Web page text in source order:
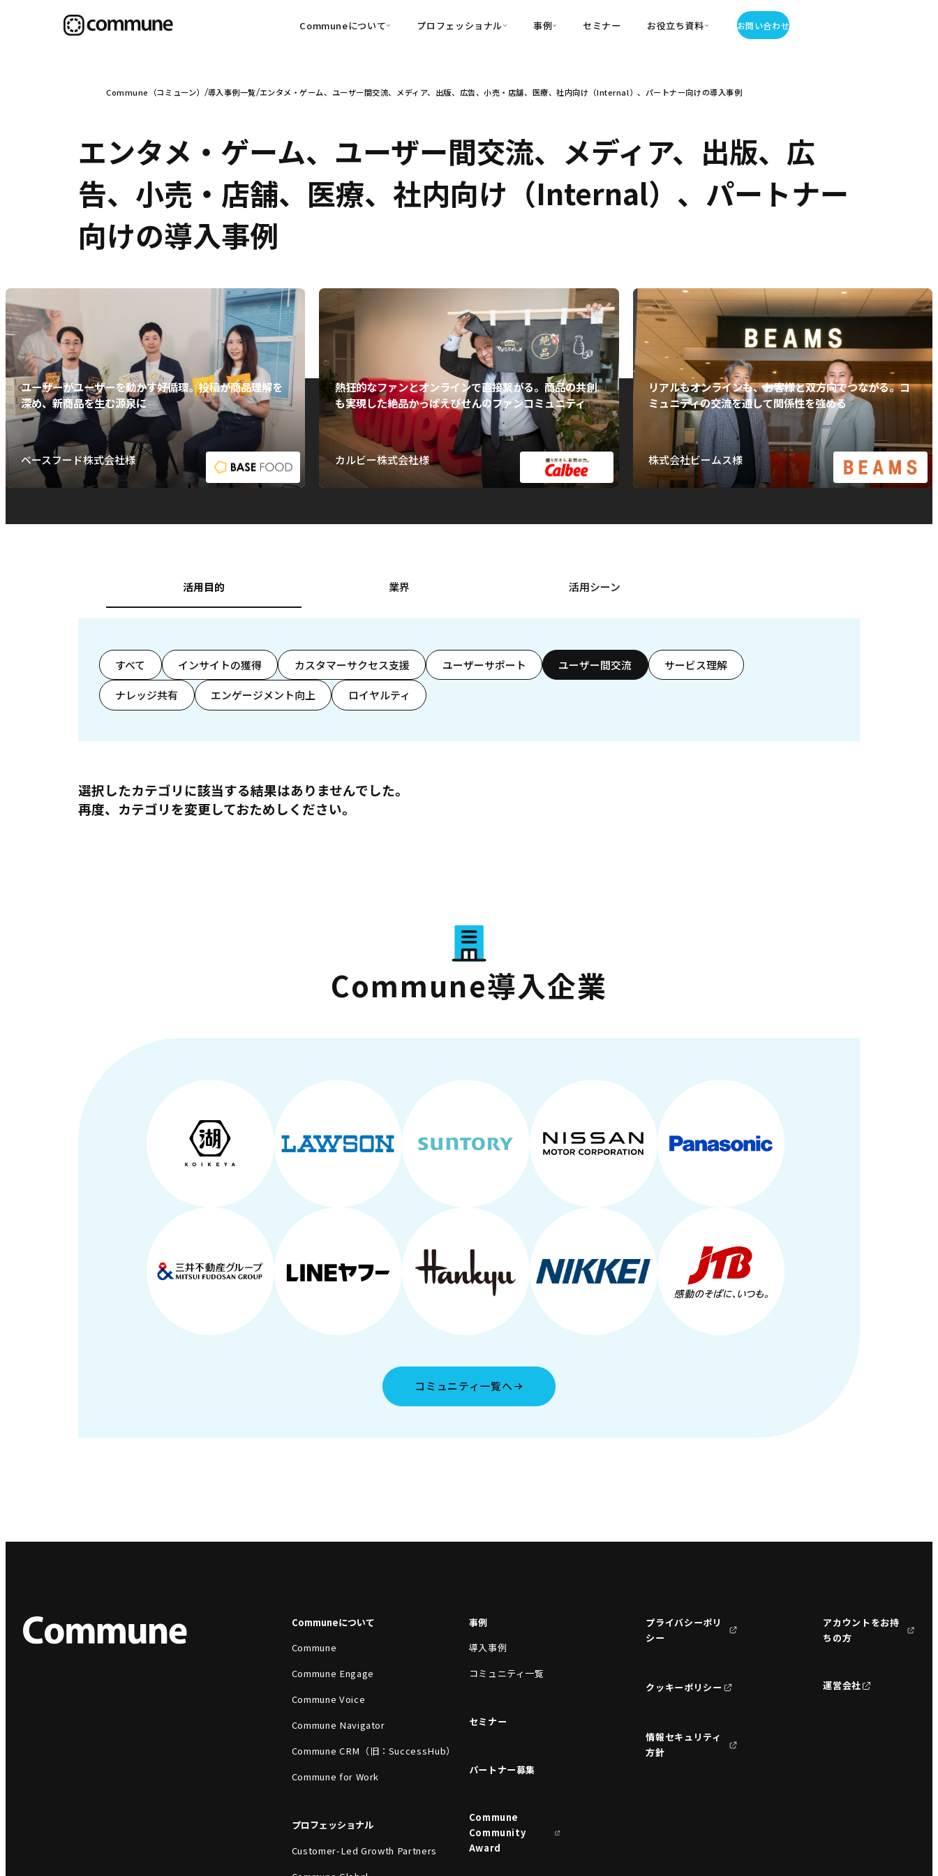
Communeについて
可視化
育成
・Commune Voice ・Commune Navigator
信頼を醸成する信頼起点経営基盤
・Commune CRM（旧：
SuccessHub）
プロフェッショナル
・Customer-Led Growth
事例
導入事例
セミナー お役立ち資料
・お役立ち資料
お問い合わせ
Commune（コミューン） 導入事例一覧 エンタメ・ゲーム、ユーザー間交流、メディア、出版、広告、小売・店舗、医療、社内向け（Internal）、パートナー向けの導入事例
エンタメ・ゲーム、ユーザー間交流、メディア、出版、広
告、小売・店舗、医療、社内向け（Internal）、パートナー
向けの導入事例
ユーザーがユーザーを動かす好循環。投稿が商品理解を
深め、新商品を生む源泉に
ベースフード株式会社様
熱狂的なファンとオンラインで直接繋がる。商品の共創
も実現した絶品かっぱえびせんのファンコミュニティ
カルビー株式会社様
リアルもオンラインも、お客様と双方向でつながる。コ
ミュニティの交流を通して関係性を強める
株式会社ビームス様
活用目的 業界 活用シーン
すべて インサイトの獲得 カスタマーサクセス支援 ユーザーサポート ユーザー間交流 サービス理解
ナレッジ共有 エンゲージメント向上 ロイヤルティ
選択したカテゴリに該当する結果はありませんでした。
再度、カテゴリを変更しておためしください。
Commune導入企業
コミュニティ一覧へ
Communeについて
Commune
Commune Engage
Commune Voice
Commune Navigator
Commune CRM（旧：SuccessHub）
Commune for Work
プロフェッショナル
Customer-Led Growth Partners
事例
導入事例
コミュニティ一覧
セミナー
パートナー募集
Commune
Community
Award
プライバシーポリ
シー
クッキーポリシー
情報セキュリティ
方針
アカウントをお持
ちの方
運営会社